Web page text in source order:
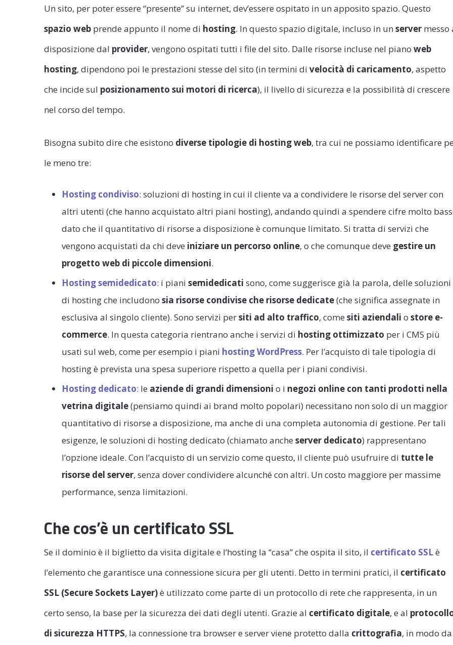
Un sito, per poter essere “presente” su internet, dev’essere ospitato in un apposito spazio. Questo
spazio web prende appunto il nome di hosting. In questo spazio digitale, incluso in un server messo
disposizione dal provider, vengono ospitati tutti i file del sito. Dalle risorse incluse nel piano web
hosting, dipendono poi le prestazioni stesse del sito (in termini di velocità di caricamento, aspetto
che incide sul posizionamento sui motori di ricerca), il livello di sicurezza e la possibilità di crescere
nel corso del tempo.
Bisogna subito dire che esistono diverse tipologie di hosting web, tra cui ne possiamo identificare
le meno tre:
Hosting condiviso: soluzioni di hosting in cui il cliente va a condividere le risorse del server con
altri utenti (che hanno acquistato altri piani hosting), andando quindi a spendere cifre molto
dato che il quantitativo di risorse a disposizione è comunque limitato. Si tratta di servizi che
vengono acquistati da chi deve iniziare un percorso online, o che comunque deve gestire un
progetto web di piccole dimensioni.
Hosting semidedicato: i piani semidedicati sono, come suggerisce già la parola, delle soluzioni
di hosting che includono sia risorse condivise che risorse dedicate(che significa assegnate in
esclusiva al singolo cliente). Sono servizi persiti ad alto traffico, come siti aziendali o store e-
commerce. In questa categoria rientrano anche i servizi di hosting ottimizzato per i CMS più
usati sul web, come per esempio i piani hosting WordPress. Per l’acquisto di tale tipologia di
hosting è prevista una spesa superiore rispetto a quella per i piani condivisi.
Hosting dedicato: le aziende di grandi dimensioni o i negozi online con tanti prodotti nella
vetrina digitale(pensiamo quindi ai brand molto popolari) necessitano non solo di un maggior
quantitativo di risorse a disposizione, ma anche di una completa autonomia di gestione. Per tali
esigenze, le soluzioni di hosting dedicato (chiamato anche server dedicato) rappresentano
l’opzione ideale. Con l’acquisto di un servizio come questo, il cliente può usufruire di tutte le
risorse del server, senza dover condividere alcunché con altri. Un costo maggiore per massime
performance, senza limitazioni.
Che cos’è un certificato SSL
Se il dominio è il biglietto da visita digitale e l’hosting la “casa” che ospita il sito, il certificato SSLè
l’elemento che garantisce una connessione sicura per gli utenti. Detto in termini pratici, il certificato
SSL (Secure Sockets Layer)è utilizzato come parte di un protocollo di rete che rappresenta, in un
certo senso, la base per la sicurezza dei dati degli utenti. Grazie al certificato digitale, e al
di sicurezza HTTPS, la connessione tra browser e server viene protetto dalla crittografia, in modo da